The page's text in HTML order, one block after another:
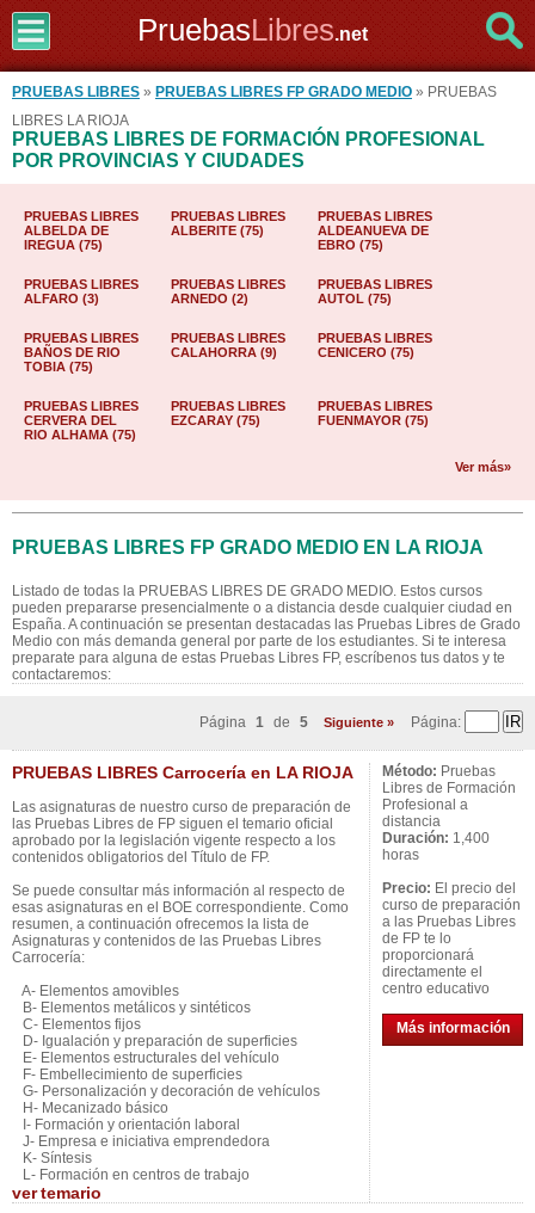
PruebasLibres.net
PRUEBAS LIBRES » PRUEBAS LIBRES FP GRADO MEDIO » PRUEBAS
LIBRES LA RIOJA
PRUEBAS LIBRES DE FORMACIÓN PROFESIONAL
POR PROVINCIAS Y CIUDADES
PRUEBAS LIBRES
ALBELDA DE
IREGUA (75)
PRUEBAS LIBRES
ALBERITE (75)
PRUEBAS LIBRES
ALDEANUEVA DE
EBRO (75)
PRUEBAS LIBRES
ALFARO (3)
PRUEBAS LIBRES
ARNEDO (2)
PRUEBAS LIBRES
AUTOL (75)
PRUEBAS LIBRES
BAÑOS DE RIO
TOBIA (75)
PRUEBAS LIBRES
CALAHORRA (9)
PRUEBAS LIBRES
CENICERO (75)
PRUEBAS LIBRES
CERVERA DEL
RIO ALHAMA (75)
PRUEBAS LIBRES
EZCARAY (75)
PRUEBAS LIBRES
FUENMAYOR (75)
Ver más»
PRUEBAS LIBRES FP GRADO MEDIO EN LA RIOJA
Listado de todas la PRUEBAS LIBRES DE GRADO MEDIO. Estos cursos
pueden prepararse presencialmente o a distancia desde cualquier ciudad en
España. A continuación se presentan destacadas las Pruebas Libres de Grado
Medio con más demanda general por parte de los estudiantes. Si te interesa
preparate para alguna de estas Pruebas Libres FP, escríbenos tus datos y te
contactaremos:
Página 1 de 5 Siguiente » Página:
PRUEBAS LIBRES Carrocería en LA RIOJA
Las asignaturas de nuestro curso de preparación de
las Pruebas Libres de FP siguen el temario oficial
aprobado por la legislación vigente respecto a los
contenidos obligatorios del Título de FP.
Se puede consultar más información al respecto de
esas asignaturas en el BOE correspondiente. Como
resumen, a continuación ofrecemos la lista de
Asignaturas y contenidos de las Pruebas Libres
Carrocería:
A- Elementos amovibles
B- Elementos metálicos y sintéticos
C- Elementos fijos
D- Igualación y preparación de superficies
E- Elementos estructurales del vehículo
F- Embellecimiento de superficies
G- Personalización y decoración de vehículos
H- Mecanizado básico
I- Formación y orientación laboral
J- Empresa e iniciativa emprendedora
K- Síntesis
L- Formación en centros de trabajo
vertemario
Método: Pruebas
Libres de Formación
Profesional a
distancia
Duración: 1,400
horas
Precio: El precio del
curso de preparación
a las Pruebas Libres
de FP te lo
proporcionará
directamente el
centro educativo
Más información